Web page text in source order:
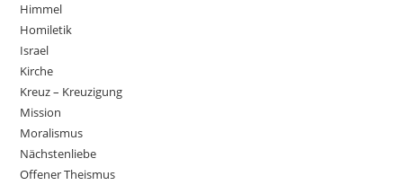
Himmel
Homiletik
Israel
Kirche
Kreuz – Kreuzigung
Mission
Moralismus
Nächstenliebe
Offener Theismus